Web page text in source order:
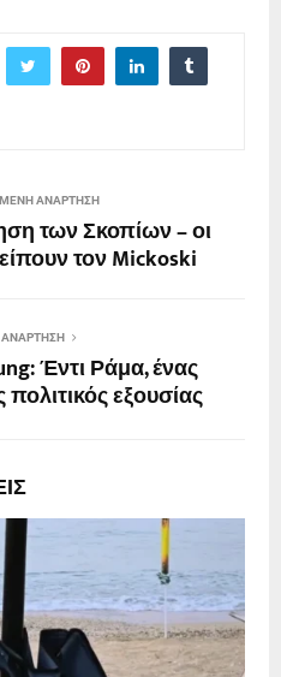
ΑΝΆΡΤΗΣΗ
των Σκοπίων – οι
τον Mickoski
Έντι Ράμα, ένας
εξουσίας